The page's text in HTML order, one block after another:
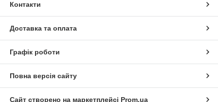
Контакти
Доставка та оплата
Графік роботи
Повна версія сайту
Сайт створено на маркетплейсі Prom.ua